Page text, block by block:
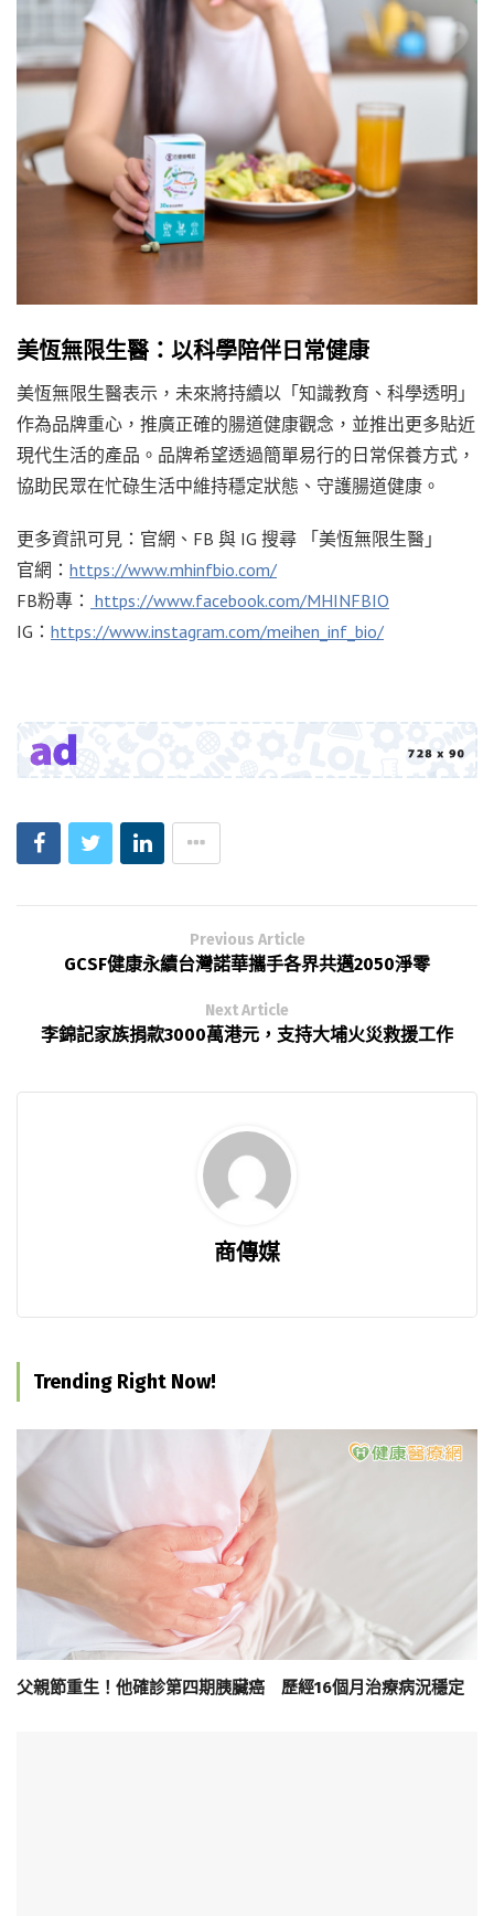
美恆無限生醫：以科學陪伴日常健康
美恆無限生醫表示，未來將持續以「知識教育、科學透明」
作為品牌重心，推廣正確的腸道健康觀念，並推出更多貼近
現代生活的產品。品牌希望透過簡單易行的日常保養方式，
協助民眾在忙碌生活中維持穩定狀態、守護腸道健康。
更多資訊可見：官網、FB 與 IG 搜尋 「美恆無限生醫」
官網： https://www.mhinfbio.com/
FB粉專： https://www.facebook.com/MHINFBIO
IG： https://www.instagram.com/meihen_inf_bio/
Previous Article
GCSF健康永續台灣諾華攜手各界共邁2050淨零
Next Article
李錦記家族捐款3000萬港元，支持大埔火災救援工作
商傳媒
Trending Right Now!
父親節重生！他確診第四期胰臟癌 歷經16個月治療病況穩定